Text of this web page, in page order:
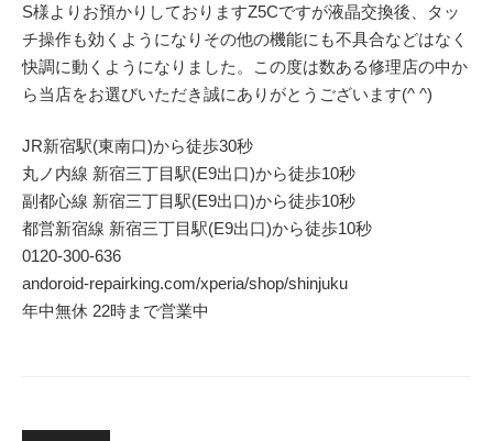
S様よりお預かりしておりますZ5Cですが液晶交換後、タッ
チ操作も効くようになりその他の機能にも不具合などはなく
快調に動くようになりました。この度は数ある修理店の中か
ら当店をお選びいただき誠にありがとうございます(^ ^)
JR新宿駅(東南口)から徒歩30秒
丸ノ内線 新宿三丁目駅(E9出口)から徒歩10秒
副都心線 新宿三丁目駅(E9出口)から徒歩10秒
都営新宿線 新宿三丁目駅(E9出口)から徒歩10秒
0120-300-636
andoroid-repairking.com/xperia/shop/shinjuku
年中無休 22時まで営業中